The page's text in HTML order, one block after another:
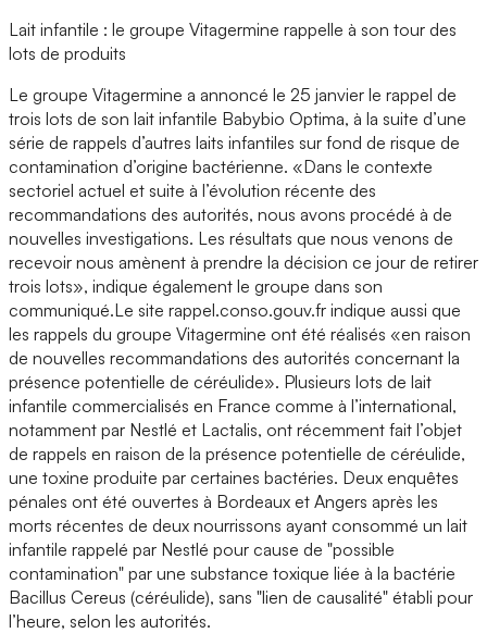
Lait infantile : le groupe Vitagermine rappelle à son tour des
lots de produits
Le groupe Vitagermine a annoncé le 25 janvier le rappel de
trois lots de son lait infantile Babybio Optima, à la suite d’une
série de rappels d’autres laits infantiles sur fond de risque de
contamination d’origine bactérienne. «Dans le contexte
sectoriel actuel et suite à l’évolution récente des
recommandations des autorités, nous avons procédé à de
nouvelles investigations. Les résultats que nous venons de
recevoir nous amènent à prendre la décision ce jour de retirer
trois lots», indique également le groupe dans son
communiqué.Le site rappel.conso.gouv.fr indique aussi que
les rappels du groupe Vitagermine ont été réalisés «en raison
de nouvelles recommandations des autorités concernant la
présence potentielle de céréulide». Plusieurs lots de lait
infantile commercialisés en France comme à l’international,
notamment par Nestlé et Lactalis, ont récemment fait l’objet
de rappels en raison de la présence potentielle de céréulide,
une toxine produite par certaines bactéries. Deux enquêtes
pénales ont été ouvertes à Bordeaux et Angers après les
morts récentes de deux nourrissons ayant consommé un lait
infantile rappelé par Nestlé pour cause de "possible
contamination" par une substance toxique liée à la bactérie
Bacillus Cereus (céréulide), sans "lien de causalité" établi pour
l’heure, selon les autorités.